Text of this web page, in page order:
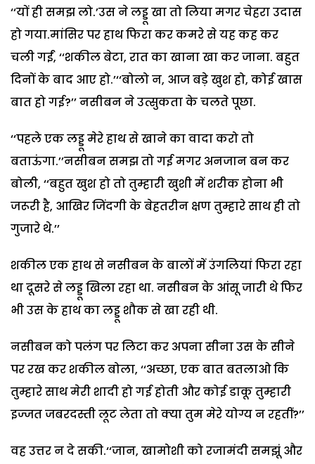
‘‘यों ही समझ लो.’उस ने लड्डू खा तो लिया मगर चेहरा उदास
हो गया.मांसिर पर हाथ फिरा कर कमरे से यह कह कर
चली गईं, ‘‘शकील बेटा, रात का खाना खा कर जाना. बहुत
दिनों के बाद आए हो.’‘‘बोलो न, आज बड़े खुश हो, कोई खास
बात हो गई?’’ नसीबन ने उत्सुकता के चलते पूछा.
‘‘पहले एक लड्डू मेरे हाथ से खाने का वादा करो तो
बताऊंगा.’’नसीबन समझ तो गई मगर अनजान बन कर
बोली, ‘‘बहुत खुश हो तो तुम्हारी खुशी में शरीक होना भी
जरूरी है, आखिर जिंदगी के बेहतरीन क्षण तुम्हारे साथ ही तो
गुजारे थे.’’
शकील एक हाथ से नसीबन के बालों में उंगलियां फिरा रहा
था दूसरे से लड्डू खिला रहा था. नसीबन के आंसू जारी थे फिर
भी उस के हाथ का लड्डू शौक से खा रही थी.
नसीबन को पलंग पर लिटा कर अपना सीना उस के सीने
पर रख कर शकील बोला, ‘‘अच्छा, एक बात बतलाओ कि
तुम्हारे साथ मेरी शादी हो गई होती और कोई डाकू तुम्हारी
इज्जत जबरदस्ती लूट लेता तो क्या तुम मेरे योग्य न रहतीं?’’
वह उत्तर न दे सकी.‘‘जान, खामोशी को रजामंदी समझूं और